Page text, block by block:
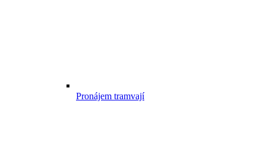
Pronájem tramvají